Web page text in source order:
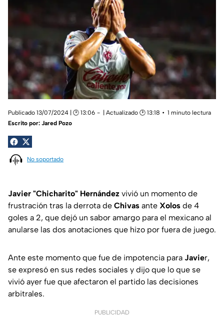
Publicado 13/07/2024 | 🕑 13:06 | Actualizado 🕑 13:18
1 minuto lectura
Escrito por: Jared Pozo
No soportado
Javier "Chicharito" Hernández vivió un momento de
frustración tras la derrota de Chivas ante Xolos de 4
goles a 2, que dejó un sabor amargo para el mexicano al
anularse las dos anotaciones que hizo por fuera de juego.
Ante este momento que fue de impotencia para Javier,
se expresó en sus redes sociales y dijo que lo que se
vivió ayer fue que afectaron el partido las decisiones
arbitrales.
PUBLICIDAD